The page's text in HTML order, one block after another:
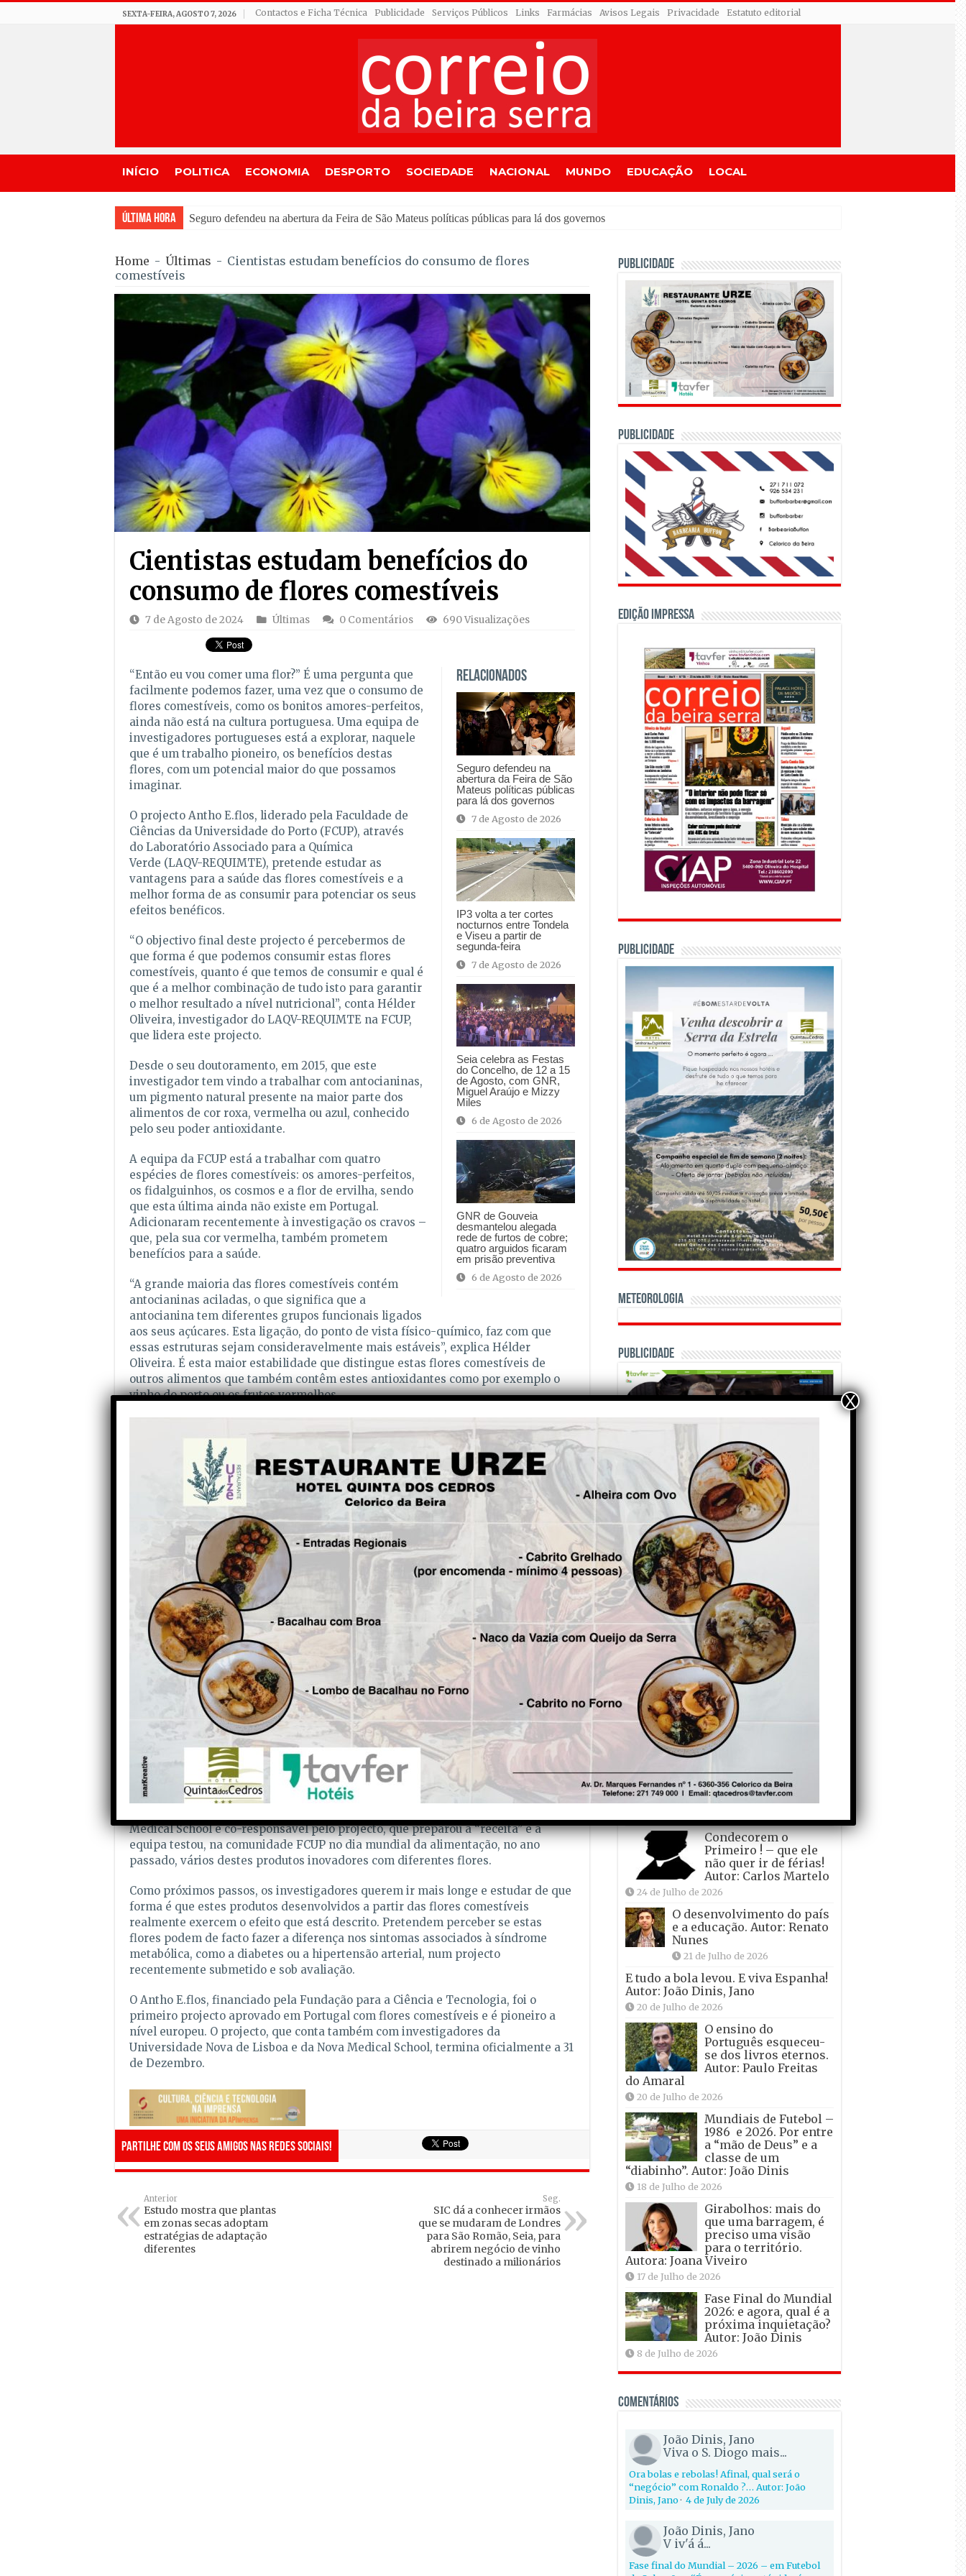
SEXTA-FEIRA, AGOSTO 7, 2026 Contactos e Ficha Técnica Publicidade Serviços Públicos Links Farmácias Avisos Legais Privacidade Estatuto editorial
INÍCIO POLITICA ECONOMIA DESPORTO SOCIEDADE NACIONAL MUNDO EDUCAÇÃO LOCAL
Última Hora Feira Moçárabe faz recuar Lo
Home - Últimas - Cientistas estudam benefícios do consumo de flores
comestíveis
Cientistas estudam benefícios do
consumo de flores comestíveis
7 de Agosto de 2024 Últimas 0 Comentários 690 Visualizações
Relacionados
Seguro defendeu na
abertura da Feira de São
Mateus políticas públicas
para lá dos governos
7 de Agosto de 2026
IP3 volta a ter cortes
nocturnos entre Tondela
e Viseu a partir de
segunda-feira
7 de Agosto de 2026
Seia celebra as Festas
do Concelho, de 12 a 15
de Agosto, com GNR,
Miguel Araújo e Mizzy
Miles
6 de Agosto de 2026
GNR de Gouveia
desmantelou alegada
rede de furtos de cobre;
quatro arguidos ficaram
em prisão preventiva
6 de Agosto de 2026
“Então eu vou comer uma flor?” É uma pergunta que
facilmente podemos fazer, uma vez que o consumo de
flores comestíveis, como os bonitos amores-perfeitos,
ainda não está na cultura portuguesa. Uma equipa de
investigadores portugueses está a explorar, naquele
que é um trabalho pioneiro, os benefícios destas
flores, com um potencial maior do que possamos
imaginar.
O projecto Antho E.flos, liderado pela Faculdade de
Ciências da Universidade do Porto (FCUP), através
do Laboratório Associado para a Química
Verde (LAQV-REQUIMTE), pretende estudar as
vantagens para a saúde das flores comestíveis e a
melhor forma de as consumir para potenciar os seus
efeitos benéficos.
“O objectivo final deste projecto é percebermos de
que forma é que podemos consumir estas flores
comestíveis, quanto é que temos de consumir e qual é
que é a melhor combinação de tudo isto para garantir
o melhor resultado a nível nutricional”, conta Hélder
Oliveira, investigador do LAQV-REQUIMTE na FCUP,
que lidera este projecto.
Desde o seu doutoramento, em 2015, que este
investigador tem vindo a trabalhar com antocianinas,
um pigmento natural presente na maior parte dos
alimentos de cor roxa, vermelha ou azul, conhecido
pelo seu poder antioxidante.
A equipa da FCUP está a trabalhar com quatro
espécies de flores comestíveis: os amores-perfeitos,
os fidalguinhos, os cosmos e a flor de ervilha, sendo
que esta última ainda não existe em Portugal.
Adicionaram recentemente à investigação os cravos –
que, pela sua cor vermelha, também prometem
benefícios para a saúde.
“A grande maioria das flores comestíveis contém
antocianinas aciladas, o que significa que a
antocianina tem diferentes grupos funcionais ligados
aos seus açúcares. Esta ligação, do ponto de vista físico-químico, faz com que
essas estruturas sejam consideravelmente mais estáveis”, explica Hélder
Oliveira. É esta maior estabilidade que distingue estas flores comestíveis de
outros alimentos que também contêm estes antioxidantes como por exemplo o
vinho do porto ou os frutos vermelhos.
“A função antioxidante ou bioactiva é teoricamente mais relevante no caso deste
tipo de estruturas mais complexas, pois, sendo mais estáveis, haverá uma maior
actividade no nosso organismo.”, detalha o investigador.
E como será a melhor forma de tirar partido dos benefícios destas flores?
Cozidas? Assadas? Na sua forma natural? Esta pergunta levou os cientistas da
FCUP a explorar esta componente e os resultados foram apresentados num
estudo publicado no início deste ano. Concluíram que estas flores devem ser
minimamente processadas, pois apenas se mantêm estáveis a baixas
temperaturas.
Os investigadores estão também a estudar como os componentes destas flores
são absorvidos pelo nosso organismo, recorrendo a testes em células que
mimetizam as do estômago e as do intestino.
“Para além de se perceber do ponto de vista do processamento, qual a forma
ideal de consumir estes alimentos, é também crucial entender como é que a
acção do tracto gastrointestinal, actua no destino final destas antocianinas, seja
a nível da sua potencial metabolização, degradação ou absorção”, explica Hélder
Oliveira.
Flores comestíveis a enriquecer azeite e vinagre
Este projecto tem ainda uma componente de análise sensorial. Como ficariam,
por exemplo, azeites e vinagres enriquecidos com estas flores? A ideia partiu do
Medical School e co-responsável pelo projecto, que preparou a “receita” e a
equipa testou, na comunidade FCUP no dia mundial da alimentação, no ano
passado, vários destes produtos inovadores com diferentes flores.
Como próximos passos, os investigadores querem ir mais longe e estudar de que
forma é que estes produtos desenvolvidos a partir das flores comestíveis
realmente exercem o efeito que está descrito. Pretendem perceber se estas
flores podem de facto fazer a diferença nos sintomas associados à síndrome
metabólica, como a diabetes ou a hipertensão arterial, num projecto
recentemente submetido e sob avaliação.
O Antho E.flos, financiado pela Fundação para a Ciência e Tecnologia, foi o
primeiro projecto aprovado em Portugal com flores comestíveis e é pioneiro a
nível europeu. O projecto, que conta também com investigadores da
Universidade Nova de Lisboa e da Nova Medical School, termina oficialmente a 31
de Dezembro.
Partilhe com os seus amigos nas redes sociais!
Anterior
Estudo mostra que plantas
em zonas secas adoptam
estratégias de adaptação
diferentes
Seg.
SIC dá a conhecer irmãos
que se mudaram de Londres
para São Romão, Seia, para
abrirem negócio de vinho
destinado a milionários
PUBLICIDADE
PUBLICIDADE
Edição Impressa
PUBLICIDADE
Meteorologia
Publicidade
OPINIÃO E CRÓNICAS
Matraquilhos… Autor:
Fernando Roldão
6 de Agosto de 2026
A marca Sporting em
todo o mundo está a
crescer atrás de
Ronaldo. Autor: Paulo
Freitas do Amaral
5 de Agosto de 2026
Falso crescimento…
Autor: Nuno Pereira
1 de Agosto de 2026
Tadei Pogacar vence o
“Tour” – A “Volta a
França em Bicicleta”
pela quinta vez! Autor:
João Dinis
Condecorem o
Primeiro ! – que ele
não quer ir de férias!
Autor: Carlos Martelo
24 de Julho de 2026
O desenvolvimento do país
e a educação. Autor: Renato
Nunes
21 de Julho de 2026
E tudo a bola levou. E viva Espanha!
Autor: João Dinis, Jano
20 de Julho de 2026
O ensino do
Português esqueceu-
se dos livros eternos.
Autor: Paulo Freitas
do Amaral
20 de Julho de 2026
Mundiais de Futebol –
1986 e 2026. Por entre
a “mão de Deus” e a
classe de um
“diabinho”. Autor: João Dinis
18 de Julho de 2026
Girabolhos: mais do
que uma barragem, é
preciso uma visão
para o território.
Autora: Joana Viveiro
17 de Julho de 2026
Fase Final do Mundial
2026: e agora, qual é a
próxima inquietação?
Autor: João Dinis
8 de Julho de 2026
Comentários
João Dinis, Jano
Viva o S. Diogo mais...
Ora bolas e rebolas! Afinal, qual será o
“negócio” com Ronaldo ?… Autor: João
Dinis, Jano· 4 de July de 2026
João Dinis, Jano
V iv'á á...
Fase final do Mundial – 2026 – em Futebol
X